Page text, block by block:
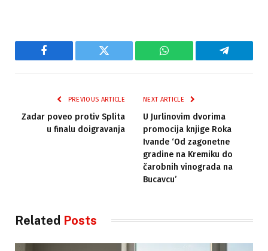
Facebook Twitter WhatsApp Telegram
PREVIOUS ARTICLE
Zadar poveo protiv Splita
u finalu doigravanja
NEXT ARTICLE
U Jurlinovim dvorima
promocija knjige Roka
Ivande ‘Od zagonetne
gradine na Kremiku do
čarobnih vinograda na
Bucavcu’
Related Posts